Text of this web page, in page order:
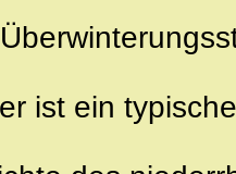
ist ein